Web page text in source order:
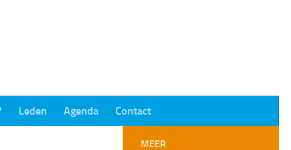
Leden Agenda Contact
MEER